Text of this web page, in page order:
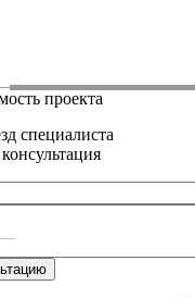
проекта
специалиста